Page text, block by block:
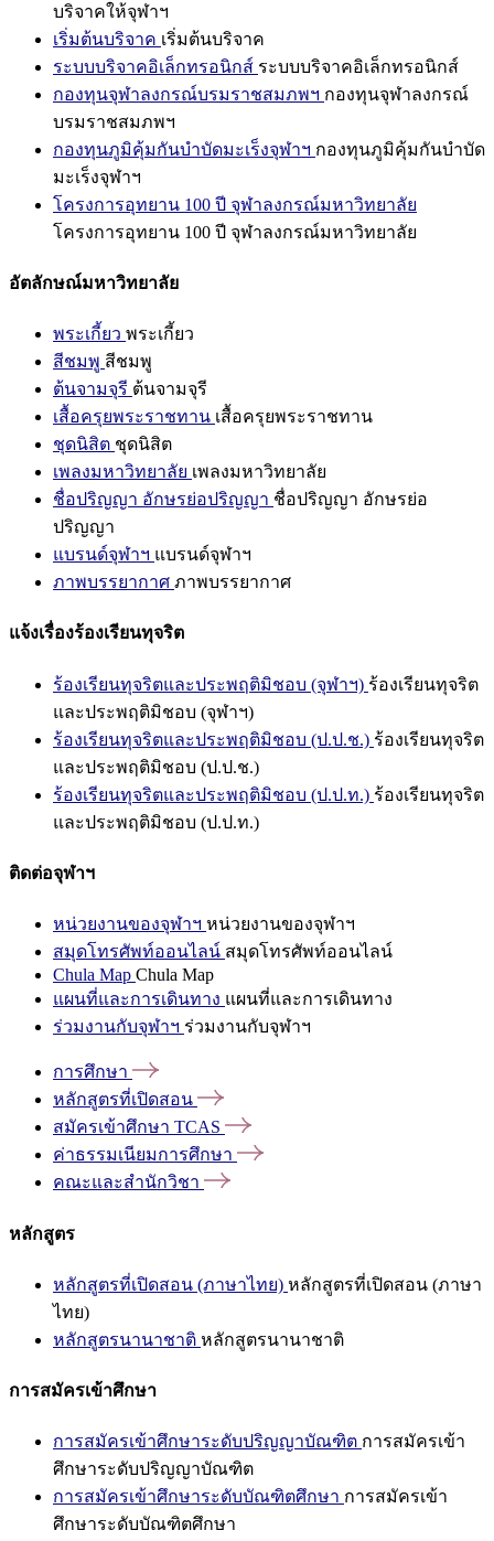
บริจาคให้จุฬาฯ
เริ่มต้นบริจาค เริ่มต้นบริจาค
ระบบบริจาคอิเล็กทรอนิกส์ ระบบบริจาคอิเล็กทรอนิกส์
กองทุนจุฬาลงกรณ์บรมราชสมภพฯ กองทุนจุฬาลงกรณ์
บรมราชสมภพฯ
กองทุนภูมิคุ้มกันบำบัดมะเร็งจุฬาฯ กองทุนภูมิคุ้มกันบำบัด
มะเร็งจุฬาฯ
โครงการอุทยาน 100 ปี จุฬาลงกรณ์มหาวิทยาลัย
โครงการอุทยาน 100 ปี จุฬาลงกรณ์มหาวิทยาลัย
อัตลักษณ์มหาวิทยาลัย
พระเกี้ยว พระเกี้ยว
สีชมพู สีชมพู
ต้นจามจุรี ต้นจามจุรี
เสื้อครุยพระราชทาน เสื้อครุยพระราชทาน
ชุดนิสิต ชุดนิสิต
เพลงมหาวิทยาลัย เพลงมหาวิทยาลัย
ชื่อปริญญา อักษรย่อปริญญา ชื่อปริญญา อักษรย่อ
ปริญญา
แบรนด์จุฬาฯ แบรนด์จุฬาฯ
ภาพบรรยากาศ ภาพบรรยากาศ
แจ้งเรื่องร้องเรียนทุจริต
ร้องเรียนทุจริตและประพฤติมิชอบ (จุฬาฯ) ร้องเรียนทุจริต
และประพฤติมิชอบ (จุฬาฯ)
ร้องเรียนทุจริตและประพฤติมิชอบ (ป.ป.ช.) ร้องเรียนทุจริต
และประพฤติมิชอบ (ป.ป.ช.)
ร้องเรียนทุจริตและประพฤติมิชอบ (ป.ป.ท.) ร้องเรียนทุจริต
และประพฤติมิชอบ (ป.ป.ท.)
ติดต่อจุฬาฯ
หน่วยงานของจุฬาฯ หน่วยงานของจุฬาฯ
สมุดโทรศัพท์ออนไลน์ สมุดโทรศัพท์ออนไลน์
Chula Map Chula Map
แผนที่และการเดินทาง แผนที่และการเดินทาง
ร่วมงานกับจุฬาฯ ร่วมงานกับจุฬาฯ
การศึกษา
หลักสูตรที่เปิดสอน
สมัครเข้าศึกษา TCAS
ค่าธรรมเนียมการศึกษา
คณะและสำนักวิชา
หลักสูตร
หลักสูตรที่เปิดสอน (ภาษาไทย) หลักสูตรที่เปิดสอน (ภาษา
ไทย)
หลักสูตรนานาชาติ หลักสูตรนานาชาติ
การสมัครเข้าศึกษา
การสมัครเข้าศึกษาระดับปริญญาบัณฑิต การสมัครเข้า
ศึกษาระดับปริญญาบัณฑิต
การสมัครเข้าศึกษาระดับบัณฑิตศึกษา การสมัครเข้า
ศึกษาระดับบัณฑิตศึกษา